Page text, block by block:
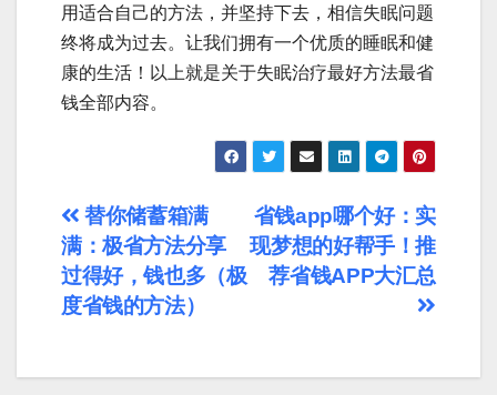
用适合自己的方法，并坚持下去，相信失眠问题
终将成为过去。让我们拥有一个优质的睡眠和健
康的生活！以上就是关于失眠治疗最好方法最省
钱全部内容。
文
章
导
省钱app哪个好：实
现梦想的好帮手！推
荐省钱APP大汇总
替你储蓄箱满
满：极省方法分享
过得好，钱也多（极
度省钱的方法）